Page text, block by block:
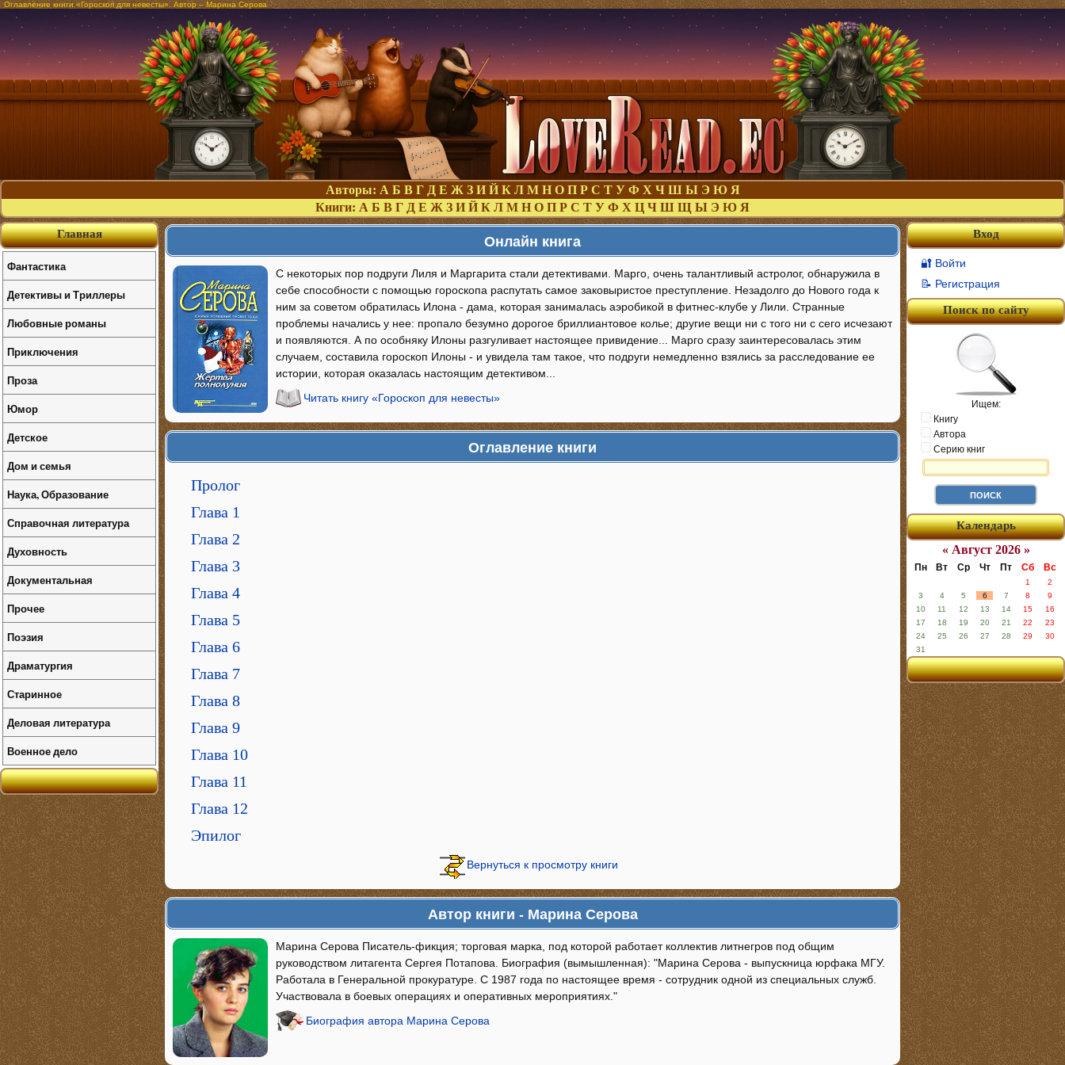
Оглавление книги «Гороскоп для невесты». Автор – Марина Серова
Авторы: А Б В Г Д Е Ж З И Й К Л М Н О П Р С Т У Ф Х Ч Ш Ы Э Ю Я
Книги: А Б В Г Д Е Ж З И Й К Л М Н О П Р С Т У Ф Х Ц Ч Ш Щ Ы Э Ю Я
Онлайн книга
С некоторых пор подруги Лиля и Маргарита стали детективами. Марго, очень талантливый астролог, обнаружила в
себе способности с помощью гороскопа распутать самое заковыристое преступление. Незадолго до Нового года к
ним за советом обратилась Илона - дама, которая занималась аэробикой в фитнес-клубе у Лили. Странные
проблемы начались у нее: пропало безумно дорогое бриллиантовое колье; другие вещи ни с того ни с сего исчезают
и появляются. А по особняку Илоны разгуливает настоящее привидение... Марго сразу заинтересовалась этим
случаем, составила гороскоп Илоны - и увидела там такое, что подруги немедленно взялись за расследование ее
истории, которая оказалась настоящим детективом...
Читать книгу «Гороскоп для невесты»
Оглавление книги
Пролог
Глава 1
Глава 2
Глава 3
Глава 4
Глава 5
Глава 6
Глава 7
Глава 8
Глава 9
Глава 10
Глава 11
Глава 12
Эпилог
Вернуться к просмотру книги
Автор книги - Марина Серова
Марина Серова Писатель-фикция; торговая марка, под которой работает коллектив литнегров под общим
руководством литагента Сергея Потапова. Биография (вымышленная): "Марина Серова - выпускница юрфака МГУ.
Работала в Генеральной прокуратуре. С 1987 года по настоящее время - сотрудник одной из специальных служб.
Участвовала в боевых операциях и оперативных мероприятиях."
Биография автора Марина Серова
Вход
🔐 Войти
📝 Регистрация
Поиск по сайту
Ищем:
Книгу
Автора
Серию книг
Календарь
« Август 2026 »
Пн Вт Ср Чт Пт Сб Вс
1
2
3
4 5 6 7 8
9
10
11 12 13 14 15
16
17
18 19 20 21 22
23
24
25 26 27 28 29
30
31
Главная
Фантастика
Детективы и Триллеры
Любовные романы
Приключения
Проза
Юмор
Детское
Дом и семья
Наука, Образование
Справочная литература
Духовность
Документальная
Прочее
Поэзия
Драматургия
Старинное
Деловая литература
Военное дело